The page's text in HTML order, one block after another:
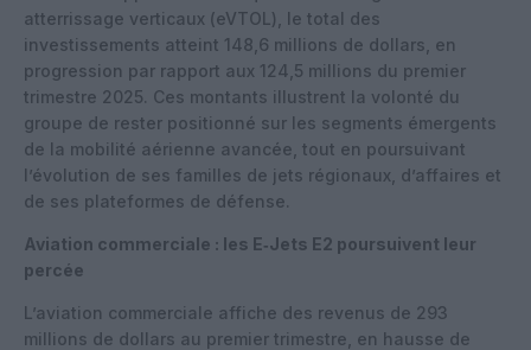
atterrissage verticaux (eVTOL), le total des
investissements atteint 148,6 millions de dollars, en
progression par rapport aux 124,5 millions du premier
trimestre 2025. Ces montants illustrent la volonté du
groupe de rester positionné sur les segments émergents
de la mobilité aérienne avancée, tout en poursuivant
l’évolution de ses familles de jets régionaux, d’affaires et
de ses plateformes de défense.
Aviation commerciale : les E‑Jets E2 poursuivent leur
percée
L’aviation commerciale affiche des revenus de 293
millions de dollars au premier trimestre, en hausse de